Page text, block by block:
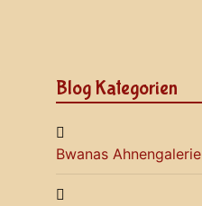
Blog Kategorien
Bwanas Ahnengalerie